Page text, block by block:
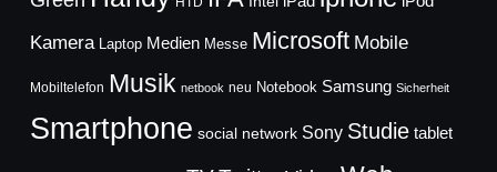
Kamera Laptop Medien Messe Microsoft Mobile
Mobiltelefon Musik netbook neu Notebook Samsung Sicherheit
Smartphone social network Sony Studie tablet